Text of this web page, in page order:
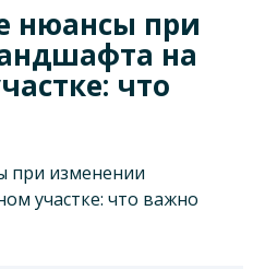
нюансы при
на
что